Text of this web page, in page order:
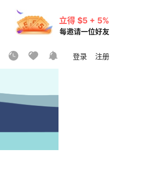
立得 $5 + 5%
每邀请一位好友
登录 注册